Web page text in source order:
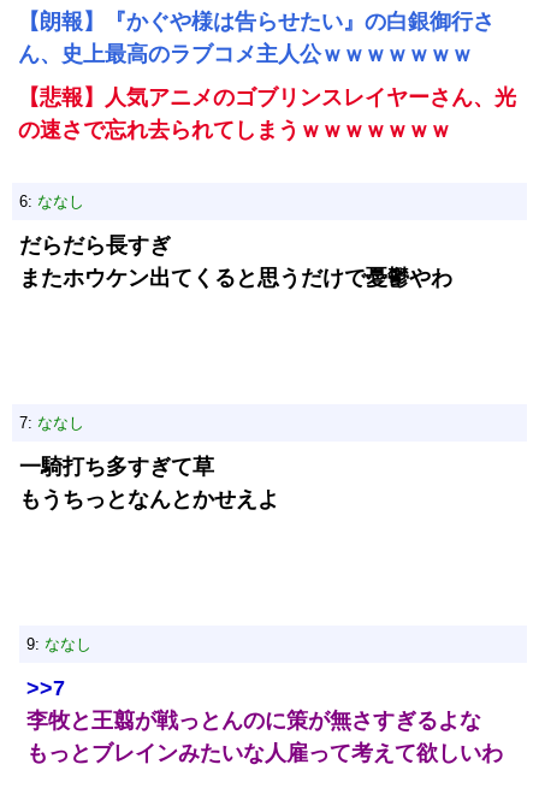
【朗報】『かぐや様は告らせたい』の白銀御行さ
ん、史上最高のラブコメ主人公ｗｗｗｗｗｗｗ
【悲報】人気アニメのゴブリンスレイヤーさん、光
の速さで忘れ去られてしまうｗｗｗｗｗｗｗ
6: ななし
だらだら長すぎ
またホウケン出てくると思うだけで憂鬱やわ
7: ななし
一騎打ち多すぎて草
もうちっとなんとかせえよ
9: ななし
>>7
李牧と王翦が戦っとんのに策が無さすぎるよな
もっとブレインみたいな人雇って考えて欲しいわ